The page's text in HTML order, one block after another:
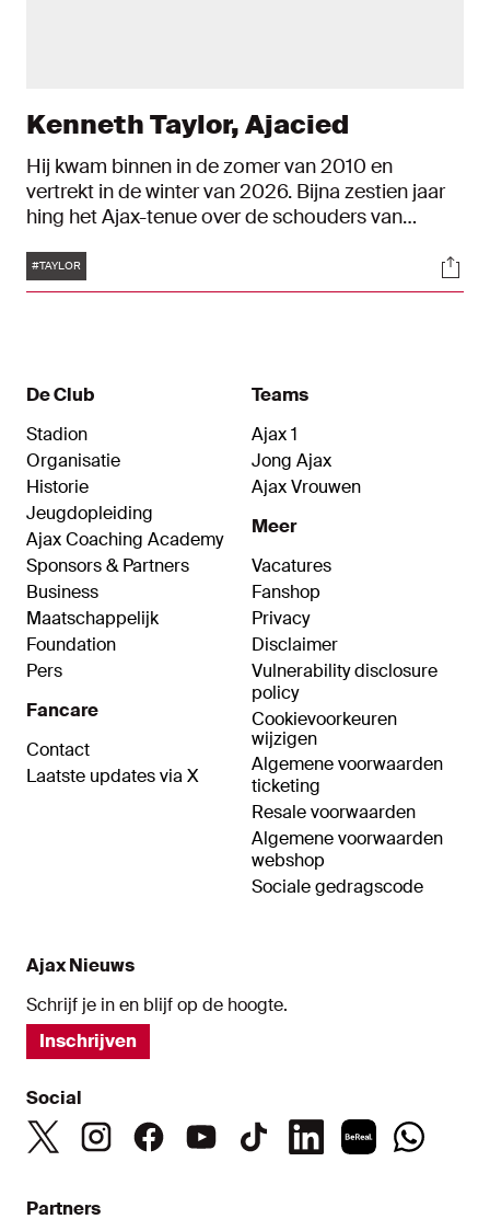
Kenneth Taylor, Ajacied
Hij kwam binnen in de zomer van 2010 en
vertrekt in de winter van 2026. Bijna zestien jaar
hing het Ajax-tenue over de schouders van
mooie momenten. Van de F-jes tot de ArenA:
Taylor is een echte Ajacied.
Tags
#TAYLOR
De Club
Stadion
Organisatie
Historie
Jeugdopleiding
Ajax Coaching Academy
Sponsors & Partners
Business
Maatschappelijk
Foundation
Pers
Fancare
Contact
Laatste updates via X
Teams
Ajax 1
Jong Ajax
Ajax Vrouwen
Meer
Vacatures
Fanshop
Privacy
Disclaimer
Vulnerability disclosure
policy
Cookievoorkeuren
wijzigen
Algemene voorwaarden
ticketing
Resale voorwaarden
Algemene voorwaarden
webshop
Sociale gedragscode
Ajax Nieuws
Schrijf je in en blijf op de hoogte.
Inschrijven
Social
Partners